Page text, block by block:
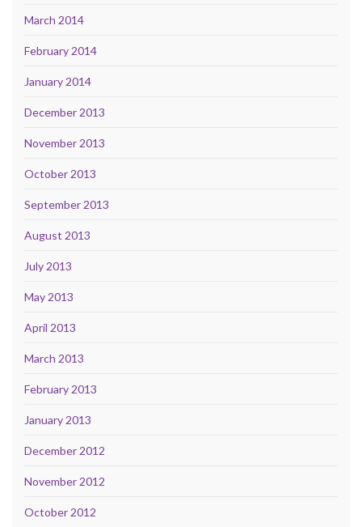
March 2014
February 2014
January 2014
December 2013
November 2013
October 2013
September 2013
August 2013
July 2013
May 2013
April 2013
March 2013
February 2013
January 2013
December 2012
November 2012
October 2012